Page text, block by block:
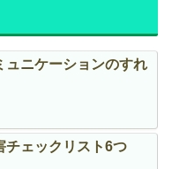
ュニケーションのすれ
チェックリスト6つ